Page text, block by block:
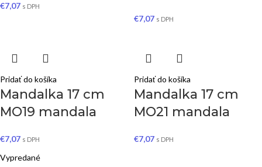
€7,07 s DPH
€7,07 s DPH
Pridať do košíka
Mandalka 17 cm
MO19 mandala
€7,07 s DPH
Pridať do košíka
Mandalka 17 cm
MO21 mandala
€7,07 s DPH
Vypredané